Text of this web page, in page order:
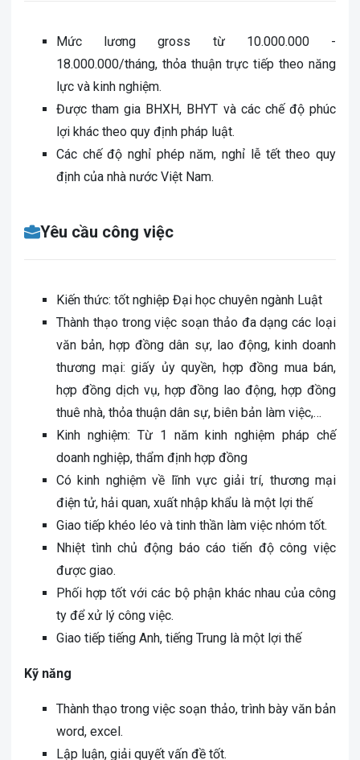
Mức lương gross từ 10.000.000 -
18.000.000/tháng, thỏa thuận trực tiếp theo năng
lực và kinh nghiệm.
Được tham gia BHXH, BHYT và các chế độ phúc
lợi khác theo quy định pháp luật.
Các chế độ nghỉ phép năm, nghỉ lễ tết theo quy
định của nhà nước Việt Nam.
Yêu cầu công việc
Kiến thức: tốt nghiệp Đại học chuyên ngành Luật
Thành thạo trong việc soạn thảo đa dạng các loại
văn bản, hợp đồng dân sự, lao động, kinh doanh
thương mại: giấy ủy quyền, hợp đồng mua bán,
hợp đồng dịch vụ, hợp đồng lao động, hợp đồng
thuê nhà, thỏa thuận dân sự, biên bản làm việc,…
Kinh nghiệm: Từ 1 năm kinh nghiệm pháp chế
doanh nghiệp, thẩm định hợp đồng
Có kinh nghiệm về lĩnh vực giải trí, thương mại
điện tử, hải quan, xuất nhập khẩu là một lợi thế
Giao tiếp khéo léo và tinh thần làm việc nhóm tốt.
Nhiệt tình chủ động báo cáo tiến độ công việc
được giao.
Phối hợp tốt với các bộ phận khác nhau của công
ty để xử lý công việc.
Giao tiếp tiếng Anh, tiếng Trung là một lợi thế
Kỹ năng
Thành thạo trong việc soạn thảo, trình bày văn bản
word, excel.
Lập luận, giải quyết vấn đề tốt.